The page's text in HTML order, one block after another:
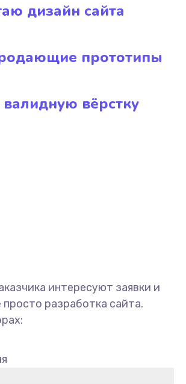
дизайн сайта
прототипы
вёрстку
интересуют заявки и
разработка сайта.